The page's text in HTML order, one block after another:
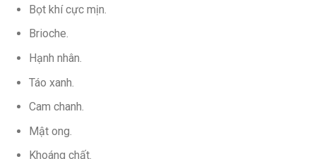
Bọt khí cực mịn.
Brioche.
Hạnh nhân.
Táo xanh.
Cam chanh.
Mật ong.
Khoáng chất.